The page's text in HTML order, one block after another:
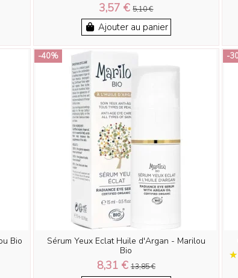
3,57 €5,10 €
Ajouter au panier
Bio
-40%
Sérum Yeux Eclat Huile d'Argan - Marilou
Bio
8,31 € 13,85 €
-